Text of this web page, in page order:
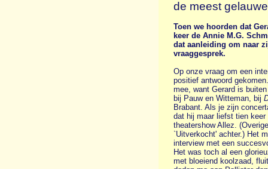
de meest
Toen we hoorden dat
keer de Annie M.G.
dat aanleiding om naar
vraaggesprek.
Op onze vraag om een
positief antwoord
mee, want Gerard is
bij Pauw en Witteman, bij
Brabant. Als je zijn
dat hij maar liefst tien
theatershow Allez.
`Uitverkocht' achter.) Het
interview met een
Het was toch al een
met bloeiend koolzaad,